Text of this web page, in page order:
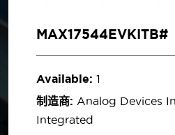
MAX17544EVKITB#
Available: 1
制造商: Analog Devices
Integrated